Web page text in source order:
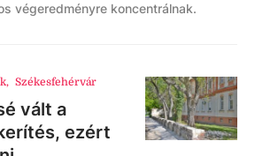
végeredményre koncentrálnak.
, Székesfehérvár
vált a
ezért